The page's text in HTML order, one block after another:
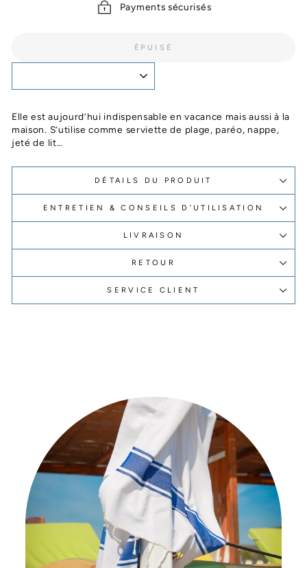
Payments sécurisés
ÉPUISÉ
Elle est aujourd’hui indispensable en vacance mais aussi à la
maison. S’utilise comme serviette de plage, paréo, nappe,
jeté de lit…
DÉTAILS DU PRODUIT
ENTRETIEN & CONSEILS D’UTILISATION
LIVRAISON
RETOUR
SERVICE CLIENT